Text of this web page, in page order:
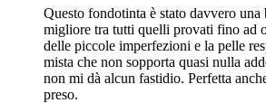
Questo fondotinta è stato davvero una
migliore tra tutti quelli provati fino ad
delle piccole imperfezioni e la pelle
mista che non sopporta quasi nulla
non mi dà alcun fastidio. Perfetta
preso.